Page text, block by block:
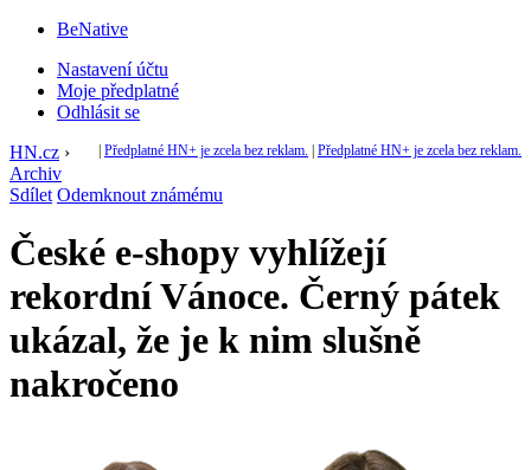
BeNative
Nastavení účtu
Moje předplatné
Odhlásit se
Předplatné HN+ je zcela bez reklam.
Předplatné HN+ je zcela bez reklam.
HN.cz ›
Archiv
Sdílet Odemknout známému
České e-shopy vyhlížejí
rekordní Vánoce. Černý pátek
ukázal, že je k nim slušně
nakročeno